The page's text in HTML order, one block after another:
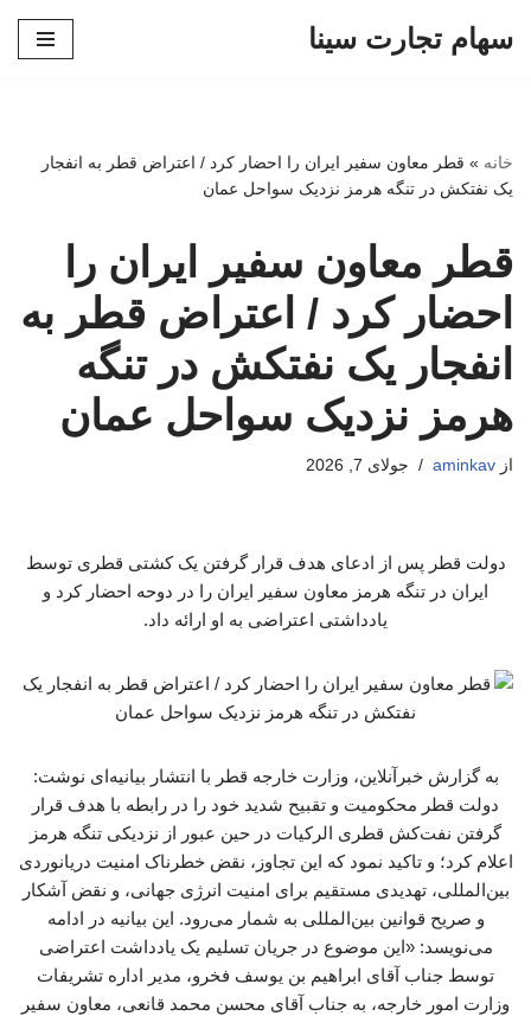
سهام تجارت سینا
خانه » قطر معاون سفیر ایران را احضار کرد / اعتراض قطر به انفجار
یک نفتکش در تنگه هرمز نزدیک سواحل عمان
قطر معاون سفیر ایران را
احضار کرد / اعتراض قطر به
انفجار یک نفتکش در تنگه
هرمز نزدیک سواحل عمان
از aminkav جولای 7, 2026
دولت قطر پس از ادعای هدف قرار گرفتن یک کشتی قطری توسط
ایران در تنگه هرمز معاون سفیر ایران را در دوحه احضار کرد و
یادداشتی اعتراضی به او ارائه داد.
به گزارش خبرآنلاین، وزارت خارجه قطر با انتشار بیانیه‌ای نوشت:
دولت قطر محکومیت و تقبیح شدید خود را در رابطه با هدف قرار
گرفتن نفت‌کش قطری الرکیات در حین عبور از نزدیکی تنگه هرمز
اعلام کرد؛ و تاکید نمود که این تجاوز، نقض خطرناک امنیت دریانوردی
بین‌المللی، تهدیدی مستقیم برای امنیت انرژی جهانی، و نقض آشکار
و صریح قوانین بین‌المللی به شمار می‌رود. این بیانیه در ادامه
می‌نویسد: «این موضوع در جریان تسلیم یک یادداشت اعتراضی
توسط جناب آقای ابراهیم بن یوسف فخرو، مدیر اداره تشریفات
وزارت امور خارجه، به جناب آقای محسن محمد قانعی، معاون سفیر